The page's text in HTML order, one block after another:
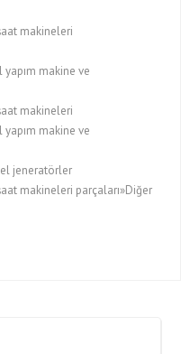
makineleri
makine ve
makineleri
makine ve
jeneratörler
makineleri parçaları»Diğer